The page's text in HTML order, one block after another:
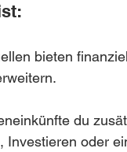
bieten
du
Investieren oder